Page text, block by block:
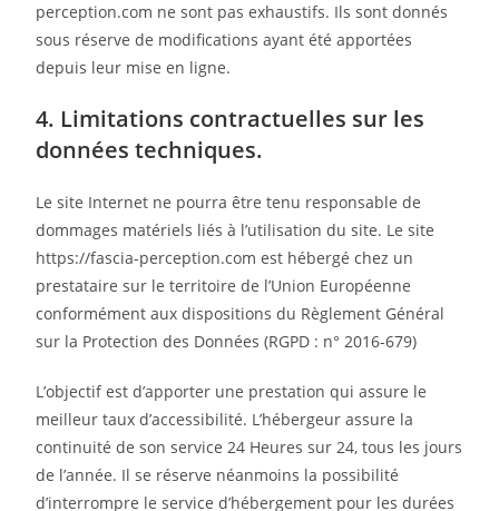
perception.com ne sont pas exhaustifs. Ils sont donnés
sous réserve de modifications ayant été apportées
depuis leur mise en ligne.
4. Limitations contractuelles sur les
données techniques.
Le site Internet ne pourra être tenu responsable de
dommages matériels liés à l’utilisation du site. Le site
https://fascia-perception.com est hébergé chez un
prestataire sur le territoire de l’Union Européenne
conformément aux dispositions du Règlement Général
sur la Protection des Données (RGPD : n° 2016-679)
L’objectif est d’apporter une prestation qui assure le
meilleur taux d’accessibilité. L’hébergeur assure la
continuité de son service 24 Heures sur 24, tous les jours
de l’année. Il se réserve néanmoins la possibilité
d’interrompre le service d’hébergement pour les durées